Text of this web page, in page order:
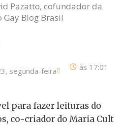
Pazatto, cofundador da
Blog Brasil
segunda-feira às 17:01
para fazer leituras do
co-criador do Maria Cult